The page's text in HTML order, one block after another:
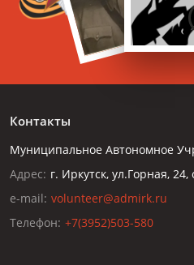
Контакты
Муниципальное Автономное
Адрес: г. Иркутск, ул.Горная,
e-mail: volunteer@admirk.ru
Телефон: +7(3952)503-580